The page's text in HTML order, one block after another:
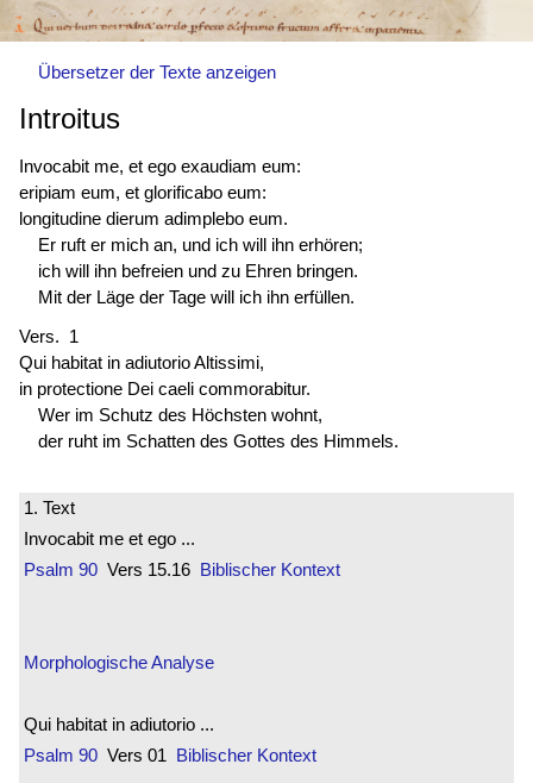
Übersetzer der Texte anzeigen
Introitus
Invocabit me, et ego exaudiam eum:
eripiam eum, et glorificabo eum:
longitudine dierum adimplebo eum.
Er ruft er mich an, und ich will ihn erhören;
ich will ihn befreien und zu Ehren bringen.
Mit der Läge der Tage will ich ihn erfüllen.
Vers. 1
Qui habitat in adiutorio Altissimi,
in protectione Dei caeli commorabitur.
Wer im Schutz des Höchsten wohnt,
der ruht im Schatten des Gottes des Himmels.
1. Text
Invocabit me et ego ...
Psalm 90 Vers 15.16 Biblischer Kontext
Morphologische Analyse
Qui habitat in adiutorio ...
Psalm 90 Vers 01 Biblischer Kontext